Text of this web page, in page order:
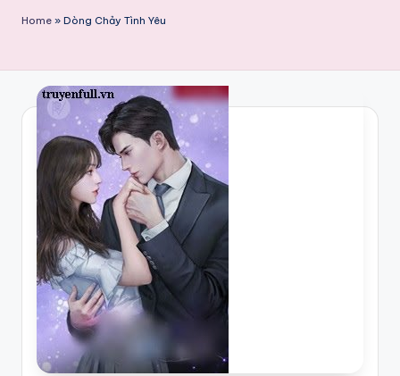
Home » Dòng Chảy Tình Yêu